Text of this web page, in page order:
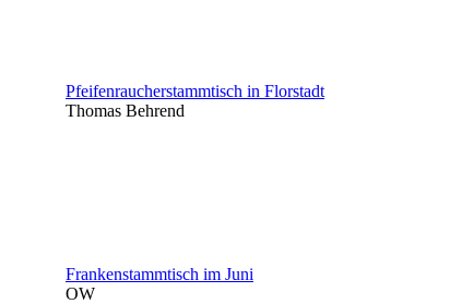
Pfeifenraucherstammtisch in Florstadt
Thomas Behrend
Frankenstammtisch im Juni
OW